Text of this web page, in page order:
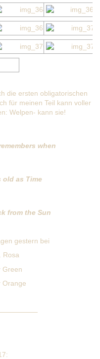
die ersten obligatorischen
für meinen Teil kann voller
Welpen- kann sie!
when
old as Time
from the Sun
gestern bei
Rosa
Green
Orange